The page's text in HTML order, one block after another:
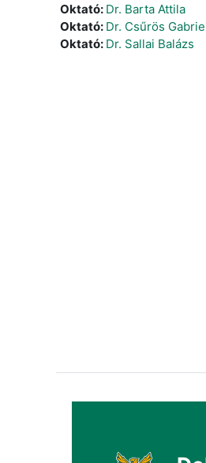
Oktató: Dr. Barta Attila
Oktató: Dr. Csűrös
Oktató: Dr. Sallai Balázs